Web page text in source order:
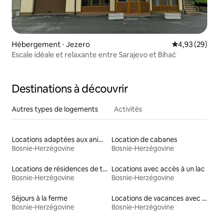
Hébergement ⋅ Jezero Évaluation
4,93 (29)
Escale idéale et relaxante entre Sarajevo et Bihać
Destinations à découvrir
Autres types de logements Activités
Locations adaptées aux animaux
Bosnie-Herzégovine
Location de cabanes
Bosnie-Herzégovine
Locations de résidences de tourisme
Bosnie-Herzégovine
Locations avec accès à un lac
Bosnie-Herzégovine
Séjours à la ferme
Bosnie-Herzégovine
Locations de vacances avec piscine
Bosnie-Herzégovine